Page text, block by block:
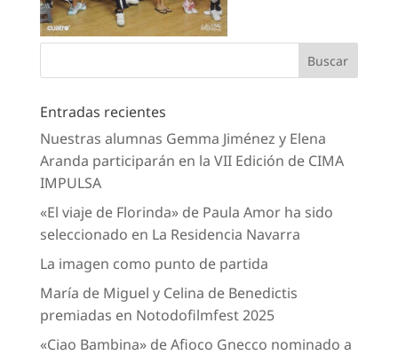
Entradas recientes
Nuestras alumnas Gemma Jiménez y Elena
Aranda participarán en la VII Edición de CIMA
IMPULSA
«El viaje de Florinda» de Paula Amor ha sido
seleccionado en La Residencia Navarra
La imagen como punto de partida
María de Miguel y Celina de Benedictis
premiadas en Notodofilmfest 2025
«Ciao Bambina» de Afioco Gnecco nominado a